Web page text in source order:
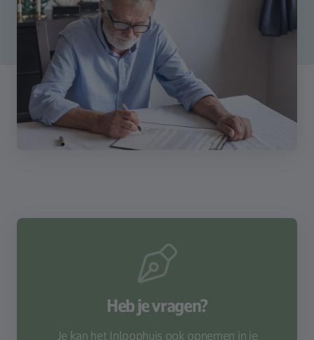
Heb je vragen?
Je kan het Inloophuis ook opnemen in je